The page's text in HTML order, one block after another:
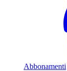
Abbonamenti